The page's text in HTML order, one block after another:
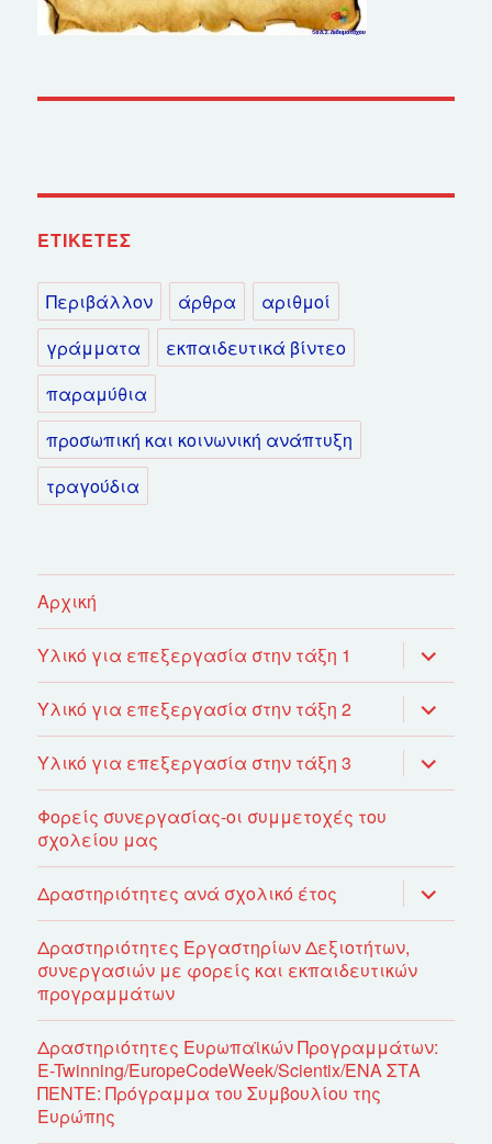
ΕΤΙΚΈΤΕΣ
Περιβάλλον άρθρα
αριθμοί
γράμματα
εκπαιδευτικά βίντεο
παραμύθια
προσωπική και κοινωνική ανάπτυξη
τραγούδια
Αρχική
Υλικό για επεξεργασία στην τάξη 1 του
μενού
Υλικό για επεξεργασία στην τάξη 2 του
μενού
Υλικό για επεξεργασία στην τάξη 3 του
μενού
Φορείς συνεργασίας-οι συμμετοχές του
σχολείου μας
Δραστηριότητες ανά σχολικό έτος του
μενού
Δραστηριότητες Εργαστηρίων Δεξιοτήτων,
συνεργασιών με φορείς και εκπαιδευτικών
προγραμμάτων
Δραστηριότητες Ευρωπαϊκών Προγραμμάτων:
E-Twinning/EuropeCodeWeek/Scientix/ΕΝΑ ΣΤΑ
ΠΕΝΤΕ: Πρόγραμμα του Συμβουλίου της
Ευρώπης